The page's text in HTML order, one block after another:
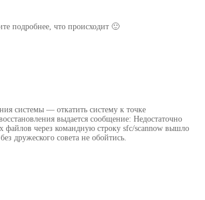
подробнее, что происходит 🙂
системы — откатить систему к точке
выдается сообщение: Недостаточно
файлов через командную строку sfc/scannow вышло
дружеского совета не обойтись.